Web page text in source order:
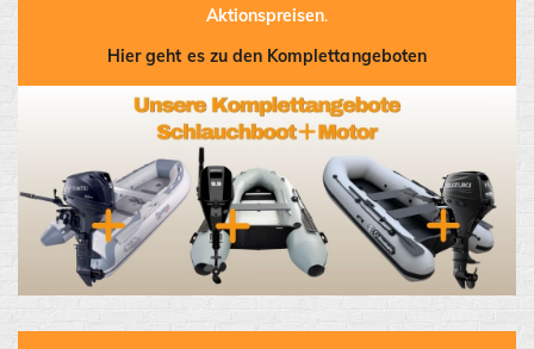
Aktionspreisen.
Hier geht es zu den Komplettangeboten